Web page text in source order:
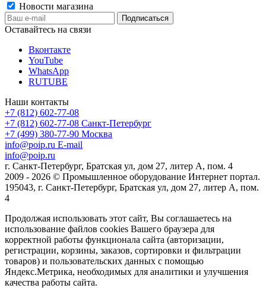
Новости магазина
Оставайтесь на связи
Вконтакте
YouTube
WhatsApp
RUTUBE
Наши контакты
+7 (812) 602-77-08
+7 (812) 602-77-08 Санкт-Петербург
+7 (499) 380-77-90 Москва
info@poip.ru E-mail
info@poip.ru
г. Санкт-Петербург, Братская ул, дом 27, литер А, пом. 4
2009 - 2026 © Промышленное оборудование Интернет портал.
195043, г. Санкт-Петербург, Братская ул, дом 27, литер А, пом.
4
Продолжая использовать этот сайт, Вы соглашаетесь на
использование файлов cookies Вашего браузера для
корректной работы функционала сайта (авторизации,
регистрации, корзины, заказов, сортировки и фильтрации
товаров) и пользовательских данных с помощью
Яндекс.Метрика, необходимых для аналитики и улучшения
качества работы сайта.